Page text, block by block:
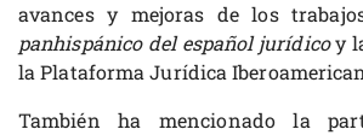
avances y mejoras de los
panhispánico del español jurídicoy
la Plataforma Jurídica
También ha mencionado la